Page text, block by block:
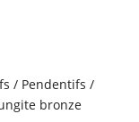
/ Pendentifs /
bronze